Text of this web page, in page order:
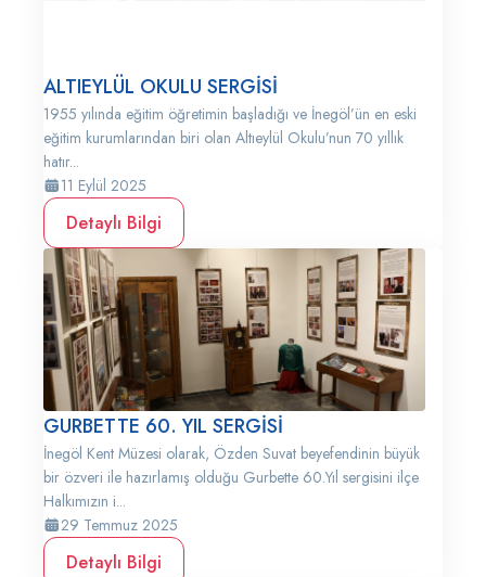
ALTIEYLÜL OKULU SERGİSİ
1955 yılında eğitim öğretimin başladığı ve İnegöl’ün en eski
eğitim kurumlarından biri olan Altıeylül Okulu’nun 70 yıllık
hatır...
11 Eylül 2025
Detaylı Bilgi
GURBETTE 60. YIL SERGİSİ
İnegöl Kent Müzesi olarak, Özden Suvat beyefendinin büyük
bir özveri ile hazırlamış olduğu Gurbette 60.Yıl sergisini ilçe
Halkımızın i...
29 Temmuz 2025
Detaylı Bilgi